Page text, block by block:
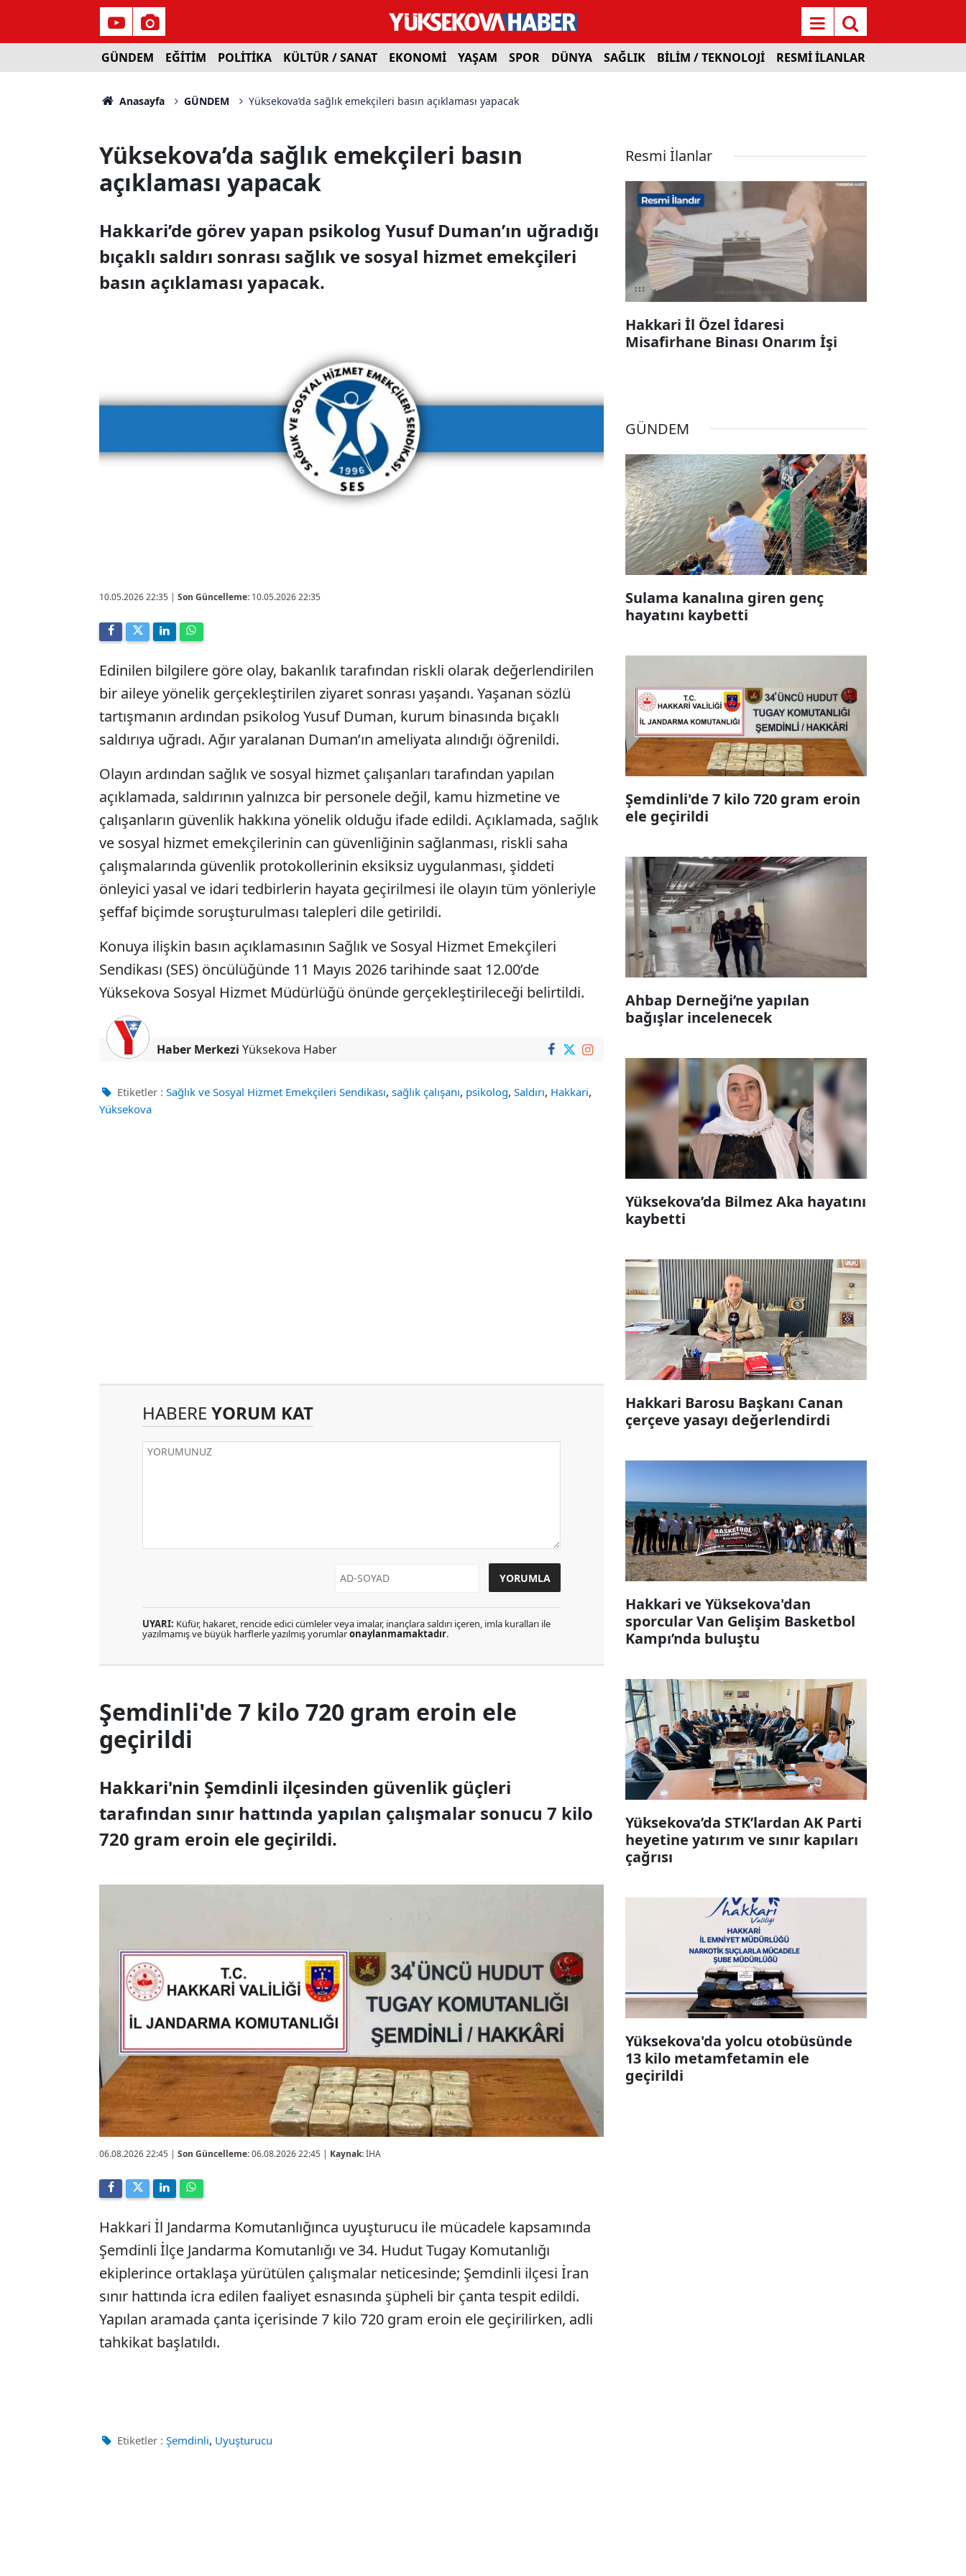
GÜNDEM EĞİTİM POLİTİKA KÜLTÜR / SANAT EKONOMİ YAŞAM SPOR DÜNYA SAĞLIK BİLİM / TEKNOLOJİ RESMİ İLANLAR
Anasayfa GÜNDEM Yüksekova’da sağlık emekçileri basın açıklaması yapacak
Yüksekova’da sağlık emekçileri basın
açıklaması yapacak
Hakkari’de görev yapan psikolog Yusuf Duman’ın uğradığı
bıçaklı saldırı sonrası sağlık ve sosyal hizmet emekçileri
basın açıklaması yapacak.
10.05.2026 22:35 | Son Güncelleme: 10.05.2026 22:35
Edinilen bilgilere göre olay, bakanlık tarafından riskli olarak değerlendirilen
bir aileye yönelik gerçekleştirilen ziyaret sonrası yaşandı. Yaşanan sözlü
tartışmanın ardından psikolog Yusuf Duman, kurum binasında bıçaklı
saldırıya uğradı. Ağır yaralanan Duman’ın ameliyata alındığı öğrenildi.
Olayın ardından sağlık ve sosyal hizmet çalışanları tarafından yapılan
açıklamada, saldırının yalnızca bir personele değil, kamu hizmetine ve
çalışanların güvenlik hakkına yönelik olduğu ifade edildi. Açıklamada, sağlık
ve sosyal hizmet emekçilerinin can güvenliğinin sağlanması, riskli saha
çalışmalarında güvenlik protokollerinin eksiksiz uygulanması, şiddeti
önleyici yasal ve idari tedbirlerin hayata geçirilmesi ile olayın tüm yönleriyle
şeffaf biçimde soruşturulması talepleri dile getirildi.
Konuya ilişkin basın açıklamasının Sağlık ve Sosyal Hizmet Emekçileri
Sendikası (SES) öncülüğünde 11 Mayıs 2026 tarihinde saat 12.00’de
Yüksekova Sosyal Hizmet Müdürlüğü önünde gerçekleştirileceği belirtildi.
Haber Merkezi Yüksekova Haber
Etiketler : Sağlık ve Sosyal Hizmet Emekçileri Sendikası, sağlık çalışanı, psikolog, Saldırı, Hakkari,
Yüksekova
HABERE YORUM KAT
UYARI: Küfür, hakaret, rencide edici cümleler veya imalar, inançlara saldırı içeren, imla kuralları ile
yazılmamış ve büyük harflerle yazılmış yorumlaronaylanmamaktadır.
Şemdinli'de 7 kilo 720 gram eroin ele
geçirildi
Hakkari'nin Şemdinli ilçesinden güvenlik güçleri
tarafından sınır hattında yapılan çalışmalar sonucu 7 kilo
720 gram eroin ele geçirildi.
06.08.2026 22:45 | Son Güncelleme:06.08.2026 22:45 | Kaynak:İHA
Hakkari İl Jandarma Komutanlığınca uyuşturucu ile mücadele kapsamında
Şemdinli İlçe Jandarma Komutanlığı ve 34. Hudut Tugay Komutanlığı
ekiplerince ortaklaşa yürütülen çalışmalar neticesinde; Şemdinli ilçesi İran
sınır hattında icra edilen faaliyet esnasında şüpheli bir çanta tespit edildi.
Yapılan aramada çanta içerisinde 7 kilo 720 gram eroin ele geçirilirken, adli
tahkikat başlatıldı.
Etiketler : Şemdinli, Uyuşturucu
Resmi İlanlar
Hakkari İl Özel İdaresi
Misafirhane Binası Onarım İşi
GÜNDEM
Sulama kanalına giren genç
hayatını kaybetti
Şemdinli'de 7 kilo 720 gram eroin
ele geçirildi
Ahbap Derneği’ne yapılan
bağışlar incelenecek
Yüksekova’da Bilmez Aka hayatını
kaybetti
Hakkari Barosu Başkanı Canan
çerçeve yasayı değerlendirdi
Hakkari ve Yüksekova'dan
sporcular Van Gelişim Basketbol
Kampı’nda buluştu
Yüksekova’da STK’lardan AK Parti
heyetine yatırım ve sınır kapıları
çağrısı
Yüksekova'da yolcu otobüsünde
13 kilo metamfetamin ele
geçirildi